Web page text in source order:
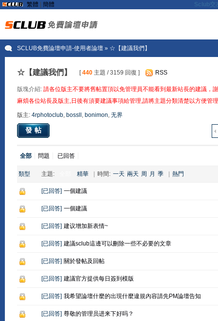
繁體 簡體 Sclub交
SCLUB免費論壇申請-使用者論壇» ☆【建議我們】
☆【建議我們】 [440主題 / 3159 回復 ] RSS
版塊介紹: 請各位版主不要將舊帖置頂以免管理員不能看到最新站長的建議，
麻煩各位站長及版主,日後有須要建議事項給管理,請將主題分類清楚以方便管
版主: 4rphotoclub, bossll , bonimon, 无界
發帖
全部 問題 已回答
類型 主題: 精華 時間: 一天 兩天 周 月 季 熱門
[已回答] 一個建議
[已回答] 一個建議
[已回答] 建议增加新表情~
[已回答] 建議sclub這邊可以刪除一些不必要的文章
[已回答] 關於發帖及回帖
[已回答] 建議官方提供每日簽到模版
[已回答] 我希望論壇什麼的出現什麼違規內容請先PM論壇告知
[已回答] 尊敬的管理员进来下好吗？